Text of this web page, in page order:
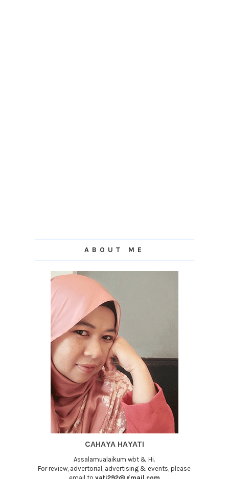
ABOUT ME
CAHAYA HAYATI
Assalamualaikum wbt & Hi.
For review, advertorial, advertising & events, please